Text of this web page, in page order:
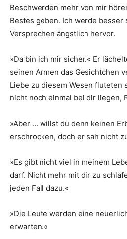
Beschwerden mehr von mir
Bestes geben. Ich werde besser
Versprechen ängstlich hervor.
»Da bin ich mir sicher.« Er
seinen Armen das Gesichtchen
Liebe zu diesem Wesen fluteten
nicht noch einmal bei dir liegen,
»Aber … willst du denn keinen
erschrocken, doch er sah nicht
»Es gibt nicht viel in meinem
darf. Nicht mehr mit dir zu
jeden Fall dazu.«
»Die Leute werden eine
erwarten.«